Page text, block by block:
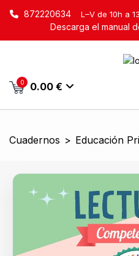
872220634 L–V de 10h a
Descarga el manual
0 0.00 €
Cuadernos > Educación